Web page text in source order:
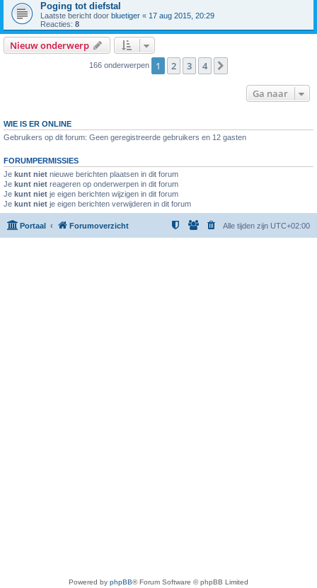
Poging tot diefstal
Laatste bericht door bluetiger « 17 aug 2015, 20:29
Reacties: 8
Nieuw onderwerp
166 onderwerpen 1 2 3 4
Ga naar
WIE IS ER ONLINE
Gebruikers op dit forum: Geen geregistreerde gebruikers en 12 gasten
FORUMPERMISSIES
Je kunt niet nieuwe berichten plaatsen in dit forum
Je kunt niet reageren op onderwerpen in dit forum
Je kunt niet je eigen berichten wijzigen in dit forum
Je kunt niet je eigen berichten verwijderen in dit forum
Portaal Forumoverzicht Alle tijden zijn UTC+02:00
Powered by phpBB® Forum Software © phpBB Limited